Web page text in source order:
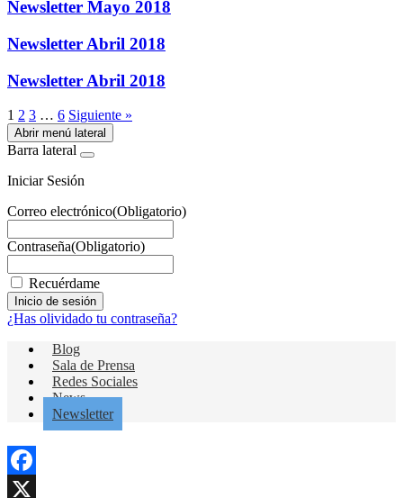
Newsletter Mayo 2018
Newsletter Abril 2018
Newsletter Abril 2018
1 2 3 … 6 Siguiente »
Abrir menú lateral
Barra lateral
Iniciar Sesión
Correo electrónico(Obligatorio)
Contraseña(Obligatorio)
Recuérdame
¿Has olividado tu contraseña?
Blog
Sala de Prensa
Redes Sociales
News
Newsletter
Facebook